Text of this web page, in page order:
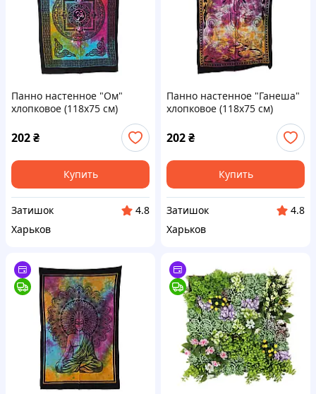
Панно настенное "Ом"
хлопковое (118х75 см)
202₴
Купить
Затишок
4.8
Харьков
Панно настенное "Ганеша"
хлопковое (118х75 см)
202₴
Купить
Затишок
4.8
Харьков